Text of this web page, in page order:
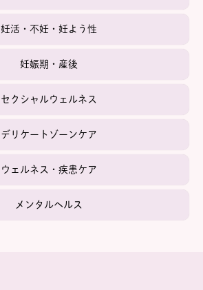
妊活・不妊・妊よう性
妊娠期・産後
セクシャルウェルネス
デリケートゾーンケア
ウェルネス・疾患ケア
メンタルヘルス